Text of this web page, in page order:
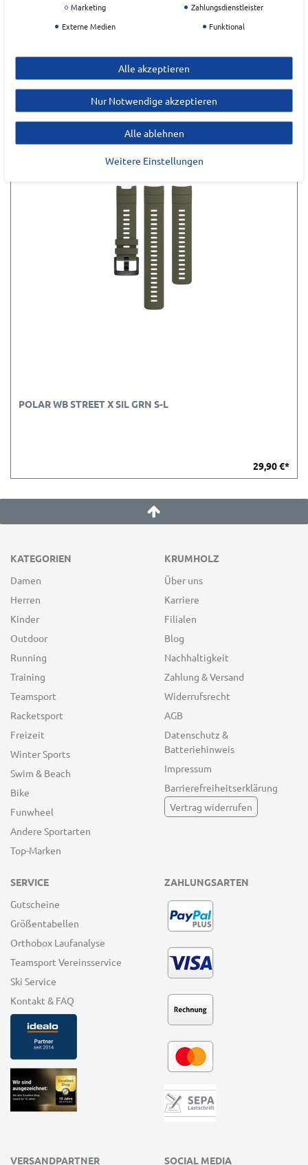
ZULETZT ANGESEHEN
POLAR WB STREET X SIL GRN S-L
29,90 €*
KATEGORIEN
Damen
Herren
Kinder
Outdoor
Running
Training
Teamsport
Racketsport
Freizeit
Winter Sports
Swim & Beach
Bike
Funwheel
Andere Sportarten
Top-Marken
KRUMHOLZ
Über uns
Karriere
Filialen
Blog
Nachhaltigkeit
Zahlung & Versand
Widerrufsrecht
AGB
Datenschutz &
Batteriehinweis
Impressum
Barrierefreiheitserklärung
Vertrag widerrufen
SERVICE
Gutscheine
Größentabellen
Orthobox Laufanalyse
Teamsport Vereinsservice
Ski Service
Kontakt & FAQ
ZAHLUNGSARTEN
VERSANDPARTNER SOCIAL MEDIA
Marketing
Zahlungsdienstleister
Externe Medien
Funktional
Alle akzeptieren
Nur Notwendige akzeptieren
Alle ablehnen
Weitere Einstellungen